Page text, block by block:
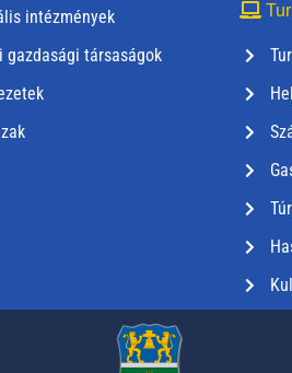
intézmények
gazdasági társaságok